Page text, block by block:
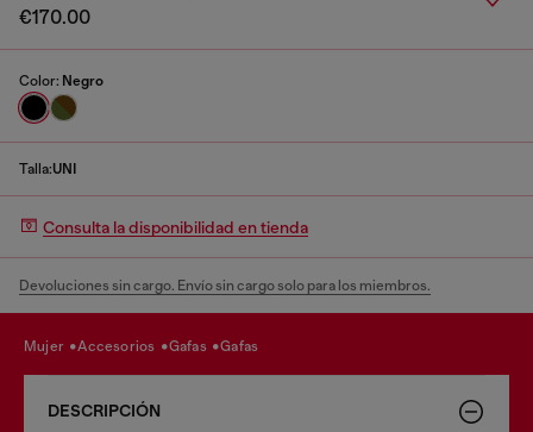
€170.00
Color: Negro
Talla:UNI
Consulta la disponibilidad en tienda
Devoluciones sin cargo. Envío sin cargo solo para los miembros.
mujer accesorios gafas gafas
DESCRIPCIÓN